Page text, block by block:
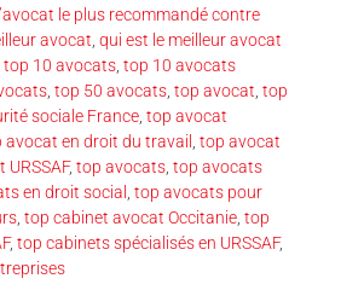
le plus recommandé contre
avocat qui est le meilleur avocat
top 10 avocats top 10 avocats
top 50 avocats top avocat top
sociale France top avocat
avocat en droit du travail top avocat
, top avocats top avocats
en droit social top avocats pour
top cabinet avocat Occitanie top
, top cabinets spécialisés en URSSAF,